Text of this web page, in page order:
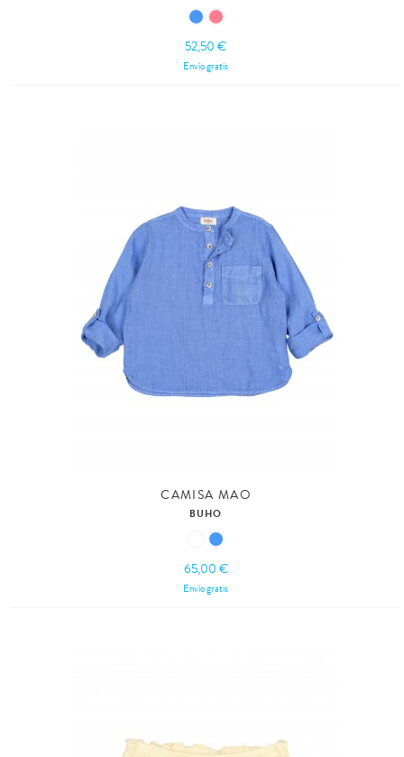
52,50 €
Envío gratis
CAMISA MAO
BUHO
65,00 €
Envío gratis